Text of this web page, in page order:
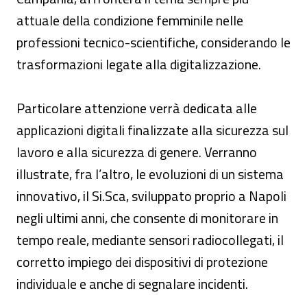
attuale della condizione femminile nelle
professioni tecnico-scientifiche, considerando le
trasformazioni legate alla digitalizzazione.
Particolare attenzione verrà dedicata alle
applicazioni digitali finalizzate alla sicurezza sul
lavoro e alla sicurezza di genere. Verranno
illustrate, fra l’altro, le evoluzioni di un sistema
innovativo, il Si.Sca, sviluppato proprio a Napoli
negli ultimi anni, che consente di monitorare in
tempo reale, mediante sensori radiocollegati, il
corretto impiego dei dispositivi di protezione
individuale e anche di segnalare incidenti.